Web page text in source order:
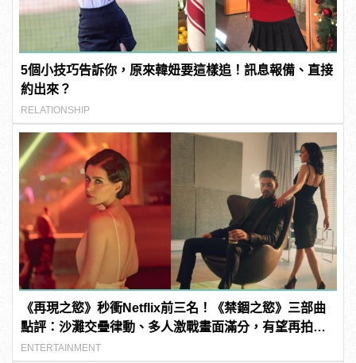
5個小技巧告訴你，原來韓妞要這樣追！訊息報備、直接
約出來？
RELATIONSHIP
《再現之慾》秒衝Netflix前三名！《禁錮之慾》三部曲
點評：沙灘交疊律動、多人激戰畫面滿分，有望再拍第
四集？
ENTERTAINMENT